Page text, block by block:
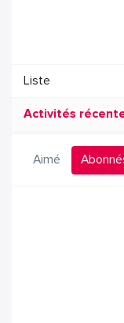
Liste
Activités
Aimé